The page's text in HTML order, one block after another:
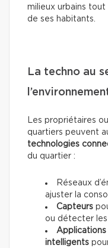
milieux urbains
de ses habitants.
La techno au
Les propriétaires
quartiers peuvent
technologies
du quartier :
Réseaux
ajuster la
Capteurs
ou détecter les
intelligents